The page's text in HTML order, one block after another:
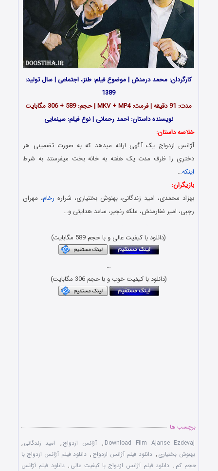
کارگردان: محمد درمنش | موضوع فیلم: طنز، اجتماعی | سال تولید:
1389
مدت: 91 دقیقه | فرمت: MKV + MP4 | حجم: 589 + 306 مگابایت
نویسنده داستان: احمد رحمانی | نوع فیلم: سینمایی
خلاصه داستان:
آژانس ازدواج یک آگهی ارائه میدهد که به صورت تضمینی هر
دختری را ظرف مدت یک هفته به خانه بخت میفرستد به شرط
اینکه…
بازیگران:
بهزاد محمدی، امید زندگانی، بهنوش بختیاری، شراره رخام، مهران
رجبی، امیر غفارمنش، ملکه رنجبر، ساعد هدایتی و…
(دانلود با کیفیت عالی و با حجم 589 مگابایت)
…
(دانلود با کیفیت خوب و با حجم 306 مگابایت)
برچسب ها
Download Film Ajanse Ezdevaj
, آژانس ازدواج , امید زندگانی ,
بهنوش بختیاری , دانلود فیلم آژانس ازدواج , دانلود فیلم آژانس ازدواج با
حجم کم , دانلود فیلم آژانس ازدواج با کیفیت عالی , دانلود فیلم آژانس